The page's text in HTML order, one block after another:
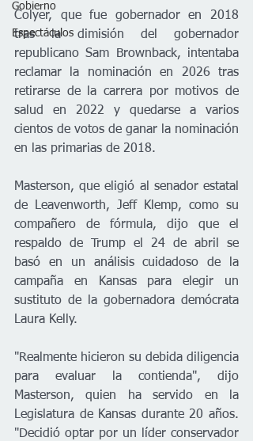
Gobierno
Espectáculos
Colyer, que fue gobernador en 2018
tras la dimisión del gobernador
republicano Sam Brownback, intentaba
reclamar la nominación en 2026 tras
retirarse de la carrera por motivos de
salud en 2022 y quedarse a varios
cientos de votos de ganar la nominación
en las primarias de 2018.
Masterson, que eligió al senador estatal
de Leavenworth, Jeff Klemp, como su
compañero de fórmula, dijo que el
respaldo de Trump el 24 de abril se
basó en un análisis cuidadoso de la
campaña en Kansas para elegir un
sustituto de la gobernadora demócrata
Laura Kelly.
"Realmente hicieron su debida diligencia
para evaluar la contienda", dijo
Masterson, quien ha servido en la
Legislatura de Kansas durante 20 años.
"Decidió optar por un líder conservador